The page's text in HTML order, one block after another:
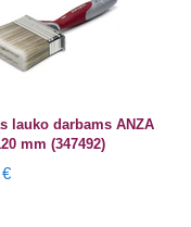
lauko darbams ANZA
mm (347492)
€